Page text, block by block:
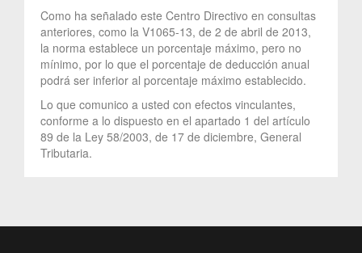
Como ha señalado este Centro Directivo en consultas
anteriores, como la V1065-13, de 2 de abril de 2013,
la norma establece un porcentaje máximo, pero no
mínimo, por lo que el porcentaje de deducción anual
podrá ser inferior al porcentaje máximo establecido.
Lo que comunico a usted con efectos vinculantes,
conforme a lo dispuesto en el apartado 1 del artículo
89 de la Ley 58/2003, de 17 de diciembre, General
Tributaria.